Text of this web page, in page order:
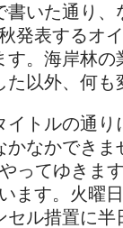
いた通り
発表するオ
。海岸林
た以外、何も
トルの通
なかでき
ってゆきま
ます。火曜
ル措置に